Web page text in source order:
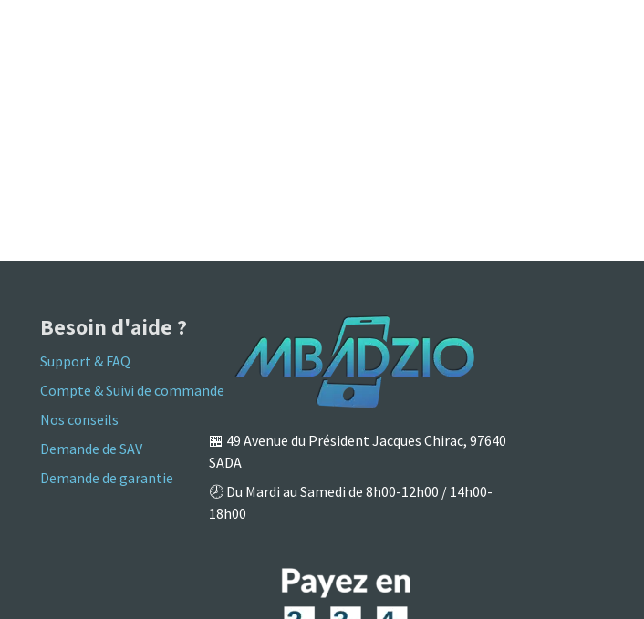
Besoin d'aide ?
Support & FAQ
Compte & Suivi de commande
Nos conseils
Demande de SAV
Demande de garantie
🏪 49 Avenue du Président Jacques Chirac, 97640
SADA
🕗 Du Mardi au Samedi de 8h00-12h00 / 14h00-
18h00